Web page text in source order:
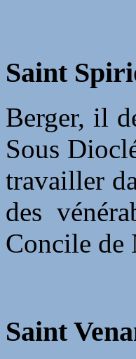
Saint
Berger, il
Sous
travailler
des
Concile de
Saint